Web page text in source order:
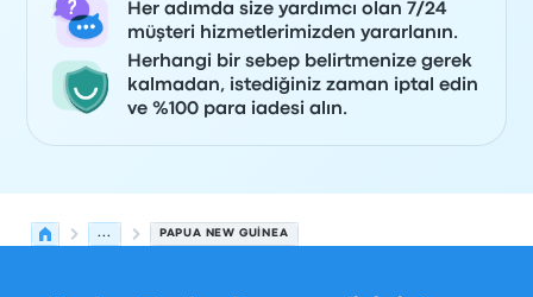
Her adımda size yardımcı olan 7/24
müşteri hizmetlerimizden yararlanın.
Herhangi bir sebep belirtmenize gerek
kalmadan, istediğiniz zaman iptal edin
ve %100 para iadesi alın.
... PAPUA NEW GUINEA